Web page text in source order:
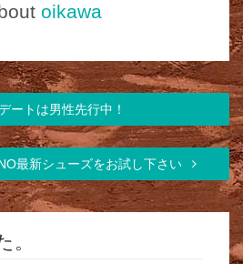
oikawa
ートは男性先行中！
最新シューズをお試し下さい
。